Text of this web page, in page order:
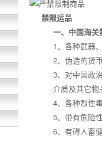
禁限运品
一、中国海关
1、各种武器
2、伪造的货
3、对中国政
介质及其它物
4、各种烈性
5、带有危险
6、有碍人畜